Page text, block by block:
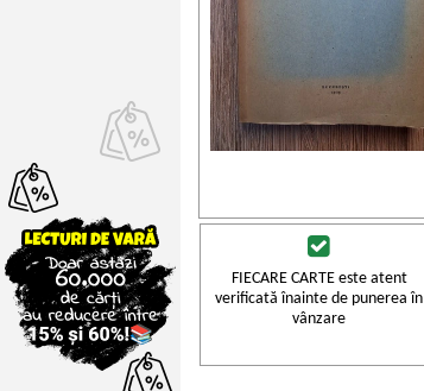
FIECARE CARTE este atent
verificată înainte de punerea în
vânzare